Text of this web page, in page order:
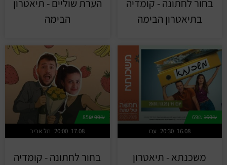
בחור לחתונה - קומדיה
בתיאטרון הבימה
הערת שוליים - תיאטרון
הבימה
160₪
עכו 20:30 16.08
משכנתא - תיאטרון
99₪
85₪
תל אביב 20:00 17.08
בחור לחתונה - קומדיה